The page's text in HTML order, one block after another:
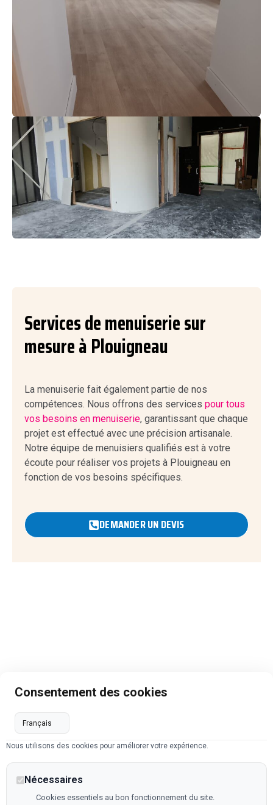
Services de menuiserie sur
mesure à Plouigneau
La menuiserie fait également partie de nos
compétences. Nous offrons des services pour tous
vos besoins en menuiserie, garantissant que chaque
projet est effectué avec une précision artisanale.
Notre équipe de menuisiers qualifiés est à votre
écoute pour réaliser vos projets à Plouigneau en
fonction de vos besoins spécifiques.
DEMANDER UN DEVIS
Consentement des cookies
Nous utilisons des cookies pour améliorer votre expérience.
Nécessaires
Cookies essentiels au bon fonctionnement du site.